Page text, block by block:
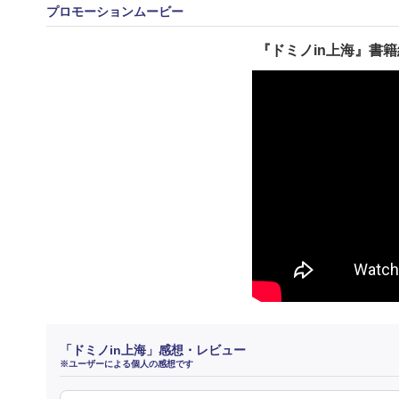
プロモーションムービー
『ドミノin上海』書
「ドミノin上海」感想・レビュー
※ユーザーによる個人の感想です